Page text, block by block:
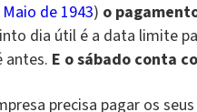
Maio de 1943) o
dia útil é a data limite
antes. E o sábado conta
precisa pagar os seus